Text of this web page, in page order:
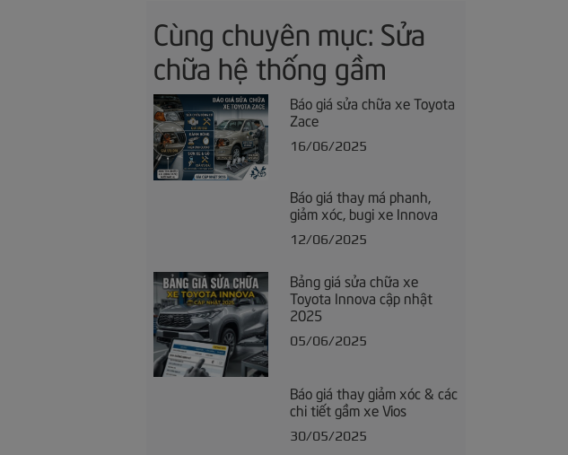
Cùng chuyên mục: Sửa
chữa hệ thống gầm
Báo giá sửa chữa xe Toyota
Zace
16/06/2025
Báo giá thay má phanh,
giảm xóc, bugi xe Innova
12/06/2025
Bảng giá sửa chữa xe
Toyota Innova cập nhật
2025
05/06/2025
Báo giá thay giảm xóc & các
chi tiết gầm xe Vios
30/05/2025